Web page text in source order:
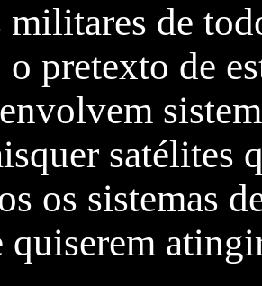
militares de
o pretexto de
satélites
os sistemas
quiserem